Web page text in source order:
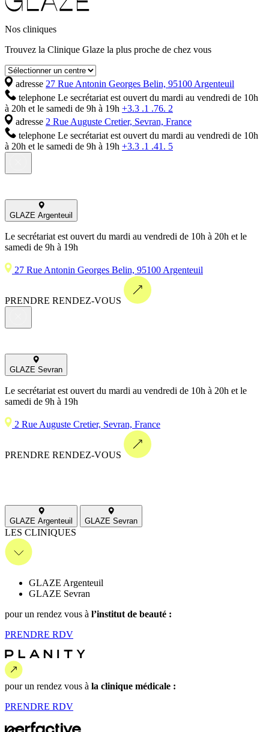
Nos cliniques
Trouvez la Clinique Glaze la plus proche de chez vous
adresse 27 Rue Antonin Georges Belin, 95100 Argenteuil
telephone Le secrétariat est ouvert du mardi au vendredi de 10h
à 20h et le samedi de 9h à 19h +3.3 .1 .76. 2
adresse 2 Rue Auguste Cretier, Sevran, France
telephone Le secrétariat est ouvert du mardi au vendredi de 10h
à 20h et le samedi de 9h à 19h +3.3 .1 .41. 5
GLAZE Argenteuil
Le secrétariat est ouvert du mardi au vendredi de 10h à 20h et le
samedi de 9h à 19h
27 Rue Antonin Georges Belin, 95100 Argenteuil
PRENDRE RENDEZ-VOUS
GLAZE Sevran
Le secrétariat est ouvert du mardi au vendredi de 10h à 20h et le
samedi de 9h à 19h
2 Rue Auguste Cretier, Sevran, France
PRENDRE RENDEZ-VOUS
GLAZE Argenteuil GLAZE Sevran
LES CLINIQUES
GLAZE Argenteuil
GLAZE Sevran
pour un rendez vous à l’institut de beauté :
PRENDRE RDV
pour un rendez vous à la clinique médicale :
PRENDRE RDV